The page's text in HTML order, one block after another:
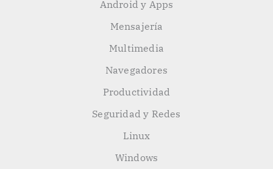
Android y Apps
Mensajería
Multimedia
Navegadores
Productividad
Seguridad y Redes
Linux
Windows